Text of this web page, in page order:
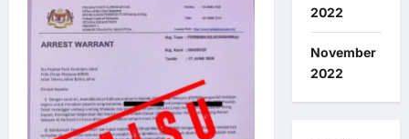
2022
November
2022